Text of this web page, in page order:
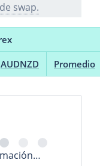
de swap.
AUDNZD Promedio